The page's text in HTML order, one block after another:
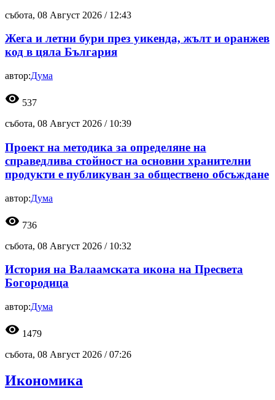
събота, 08 Август 2026 / 12:43
Жега и летни бури през уикенда, жълт и оранжев
код в цяла България
автор:Дума
visibility 537
събота, 08 Август 2026 / 10:39
Проект на методика за определяне на
справедлива стойност на основни хранителни
продукти е публикуван за обществено обсъждане
автор:Дума
visibility 736
събота, 08 Август 2026 / 10:32
История на Валаамската икона на Пресвета
Богородица
автор:Дума
visibility 1479
събота, 08 Август 2026 /07:26
Икономика